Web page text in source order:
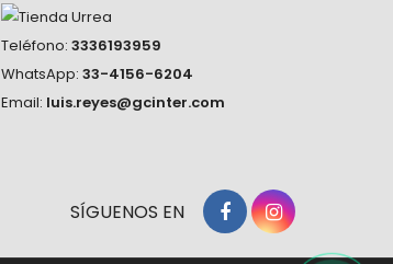
Teléfono: 3336193959
WhatsApp: 33-4156-6204
Email: luis.reyes@gcinter.com
SÍGUENOS EN